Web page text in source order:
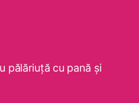
pălăriuţă cu pană şi